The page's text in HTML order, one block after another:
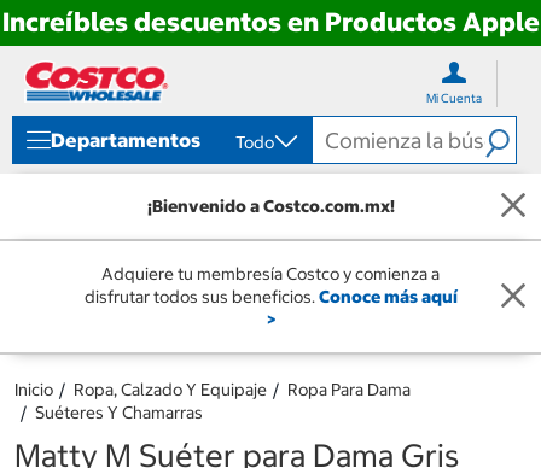
Increíbles descuentos en Productos Apple
directo
contenido
directo
menú
navegación
Mi Cuenta
Departamentos Todo
¡Bienvenido a Costco.com.mx!
Adquiere tu membresía Costco y comienza a
disfrutar todos sus beneficios.Conoce más aquí
>
Inicio Ropa, Calzado Y Equipaje
Ropa Para Dama
Suéteres Y Chamarras
Matty M Suéter para Dama Gris